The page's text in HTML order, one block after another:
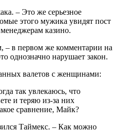
– Это же серьезное
этого мужика увидят пост
казино.
– в первом же комментарии на
однозначно нарушает закон.
валетов с женщинами:
так увлекаюсь, что
и теряю из-за них
сравнение, Майк?
Таймекс. – Как можно